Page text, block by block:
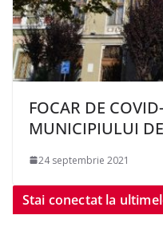
FOCAR DE
MUNICIPIULUI
24 septembrie 2021
Stai conectat la